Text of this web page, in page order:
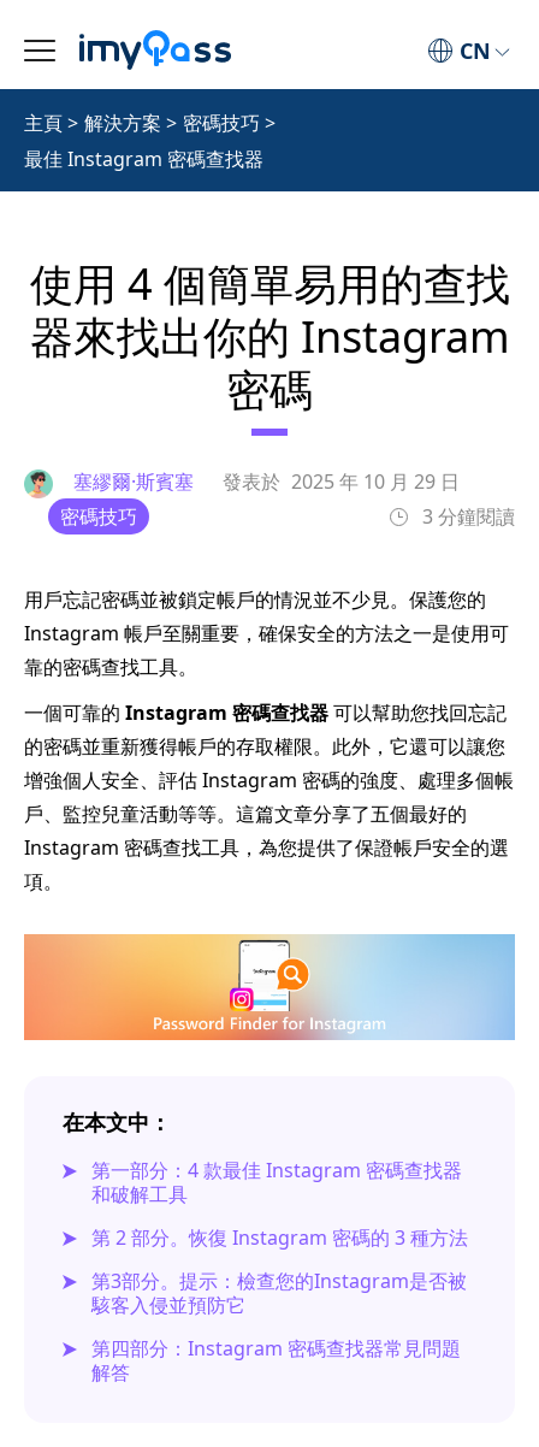
CN
主頁> 解決方案 > 密碼技巧 >
最佳 Instagram 密碼查找器
使用 4 個簡單易用的查找
器來找出你的 Instagram
密碼
塞繆爾·斯賓塞 發表於 2025 年 10 月 29 日
密碼技巧
3 分鐘閱讀
用戶忘記密碼並被鎖定帳戶的情況並不少見。保護您的
Instagram 帳戶至關重要，確保安全的方法之一是使用可
靠的密碼查找工具。
一個可靠的 Instagram 密碼查找器可以幫助您找回忘記
的密碼並重新獲得帳戶的存取權限。此外，它還可以讓您
增強個人安全、評估 Instagram 密碼的強度、處理多個帳
戶、監控兒童活動等等。這篇文章分享了五個最好的
Instagram 密碼查找工具，為您提供了保證帳戶安全的選
項。
在本文中：
第一部分：4 款最佳 Instagram 密碼查找器
和破解工具
第 2 部分。恢復 Instagram 密碼的 3 種方法
第3部分。提示：檢查您的Instagram是否被
駭客入侵並預防它
第四部分：Instagram 密碼查找器常見問題
解答